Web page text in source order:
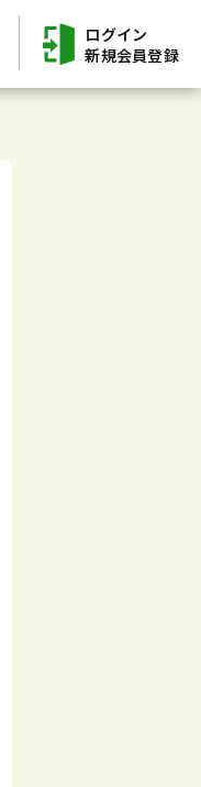
ログイン
新規会員登録